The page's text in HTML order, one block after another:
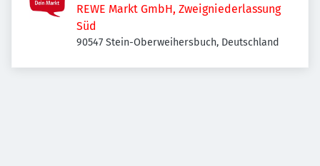
REWE Markt GmbH, Zweigniederlassung
Süd
90547 Stein-Oberweihersbuch, Deutschland